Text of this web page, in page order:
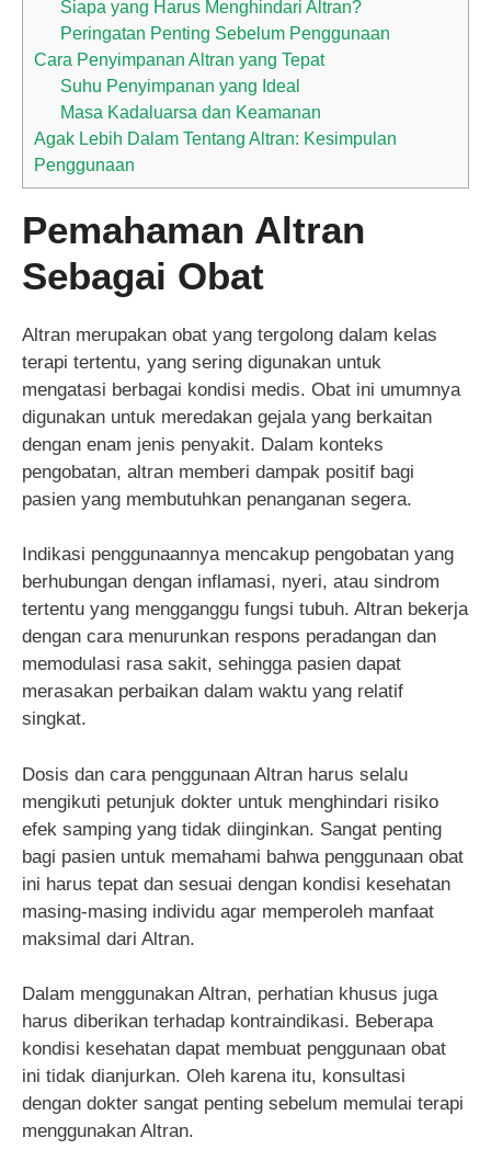
Siapa yang Harus Menghindari Altran?
Peringatan Penting Sebelum Penggunaan
Cara Penyimpanan Altran yang Tepat
Suhu Penyimpanan yang Ideal
Masa Kadaluarsa dan Keamanan
Agak Lebih Dalam Tentang Altran: Kesimpulan
Penggunaan
Pemahaman Altran
Sebagai Obat
Altran merupakan obat yang tergolong dalam kelas
terapi tertentu, yang sering digunakan untuk
mengatasi berbagai kondisi medis. Obat ini umumnya
digunakan untuk meredakan gejala yang berkaitan
dengan enam jenis penyakit. Dalam konteks
pengobatan, altran memberi dampak positif bagi
pasien yang membutuhkan penanganan segera.
Indikasi penggunaannya mencakup pengobatan yang
berhubungan dengan inflamasi, nyeri, atau sindrom
tertentu yang mengganggu fungsi tubuh. Altran bekerja
dengan cara menurunkan respons peradangan dan
memodulasi rasa sakit, sehingga pasien dapat
merasakan perbaikan dalam waktu yang relatif
singkat.
Dosis dan cara penggunaan Altran harus selalu
mengikuti petunjuk dokter untuk menghindari risiko
efek samping yang tidak diinginkan. Sangat penting
bagi pasien untuk memahami bahwa penggunaan obat
ini harus tepat dan sesuai dengan kondisi kesehatan
masing-masing individu agar memperoleh manfaat
maksimal dari Altran.
Dalam menggunakan Altran, perhatian khusus juga
harus diberikan terhadap kontraindikasi. Beberapa
kondisi kesehatan dapat membuat penggunaan obat
ini tidak dianjurkan. Oleh karena itu, konsultasi
dengan dokter sangat penting sebelum memulai terapi
menggunakan Altran.